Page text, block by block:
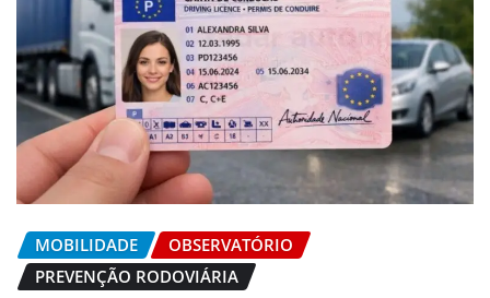
MOBILIDADE
OBSERVATÓRIO
PREVENÇÃO RODOVIÁRIA